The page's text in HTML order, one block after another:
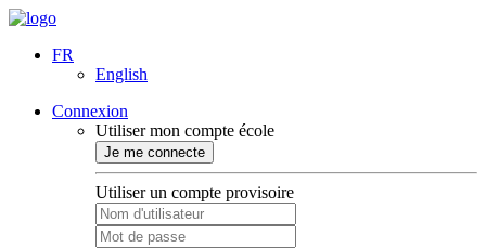
FR
English
Connexion
Utiliser mon compte école
Je me connecte
Utiliser un compte provisoire